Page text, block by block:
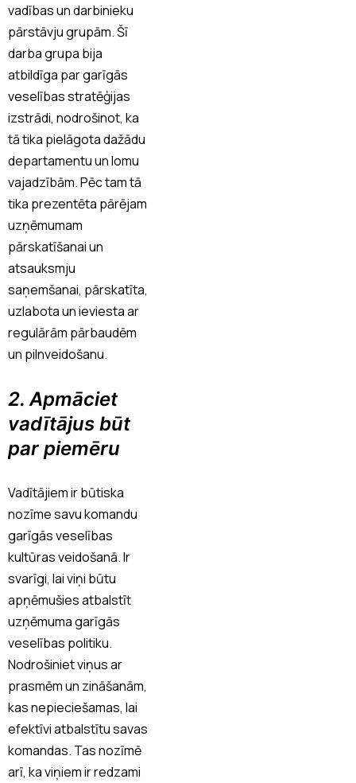
vadības un darbinieku
pārstāvju grupām. Šī
darba grupa bija
atbildīga par garīgās
veselības stratēģijas
izstrādi, nodrošinot, ka
tā tika pielāgota dažādu
departamentu un lomu
vajadzībām. Pēc tam tā
tika prezentēta pārējam
uzņēmumam
pārskatīšanai un
atsauksmju
saņemšanai, pārskatīta,
uzlabota un ieviesta ar
regulārām pārbaudēm
un pilnveidošanu.
2. Apmāciet
vadītājus būt
par piemēru
Vadītājiem ir būtiska
nozīme savu komandu
garīgās veselības
kultūras veidošanā. Ir
svarīgi, lai viņi būtu
apņēmušies atbalstīt
uzņēmuma garīgās
veselības politiku.
Nodrošiniet viņus ar
prasmēm un zināšanām,
kas nepieciešamas, lai
efektīvi atbalstītu savas
komandas. Tas nozīmē
arī, ka viņiem ir redzami